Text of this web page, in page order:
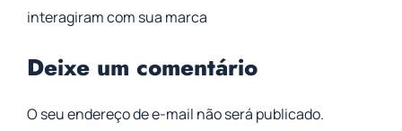
interagiram com sua marca
Deixe um comentário
O seu endereço de e-mail não será publicado.